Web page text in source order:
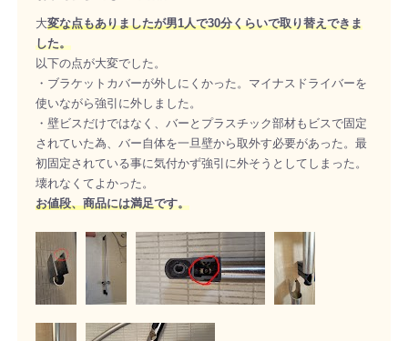
大変な点もありましたが男1人で30分くらいで取り替えできま
した。
以下の点が大変でした。
・ブラケットカバーが外しにくかった。マイナスドライバーを
使いながら強引に外しました。
・壁ビスだけではなく、バーとプラスチック部材もビスで固定
されていた為、バー自体を一旦壁から取外す必要があった。最
初固定されている事に気付かず強引に外そうとしてしまった。
壊れなくてよかった。
お値段、商品には満足です。